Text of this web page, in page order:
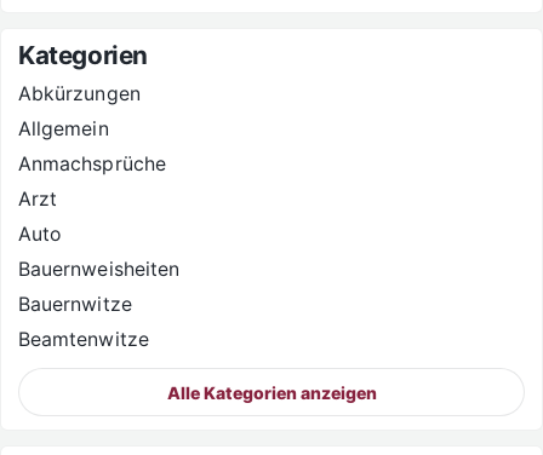
Kategorien
Abkürzungen
Allgemein
Anmachsprüche
Arzt
Auto
Bauernweisheiten
Bauernwitze
Beamtenwitze
Alle Kategorien anzeigen